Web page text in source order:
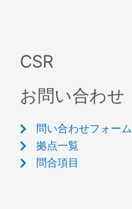
CSR
お問い合わせ
問い合わせフォーム
拠点一覧
問合項目